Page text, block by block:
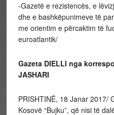
-Gazetë e rezistencës, e
dhe e bashkëpunimeve të
me orientim e përcaktim të
euroatlantik/
Gazeta DIELLI nga
JASHARI
PRISHTINË, 18 Janar 2017/
Kosovë “Bujku”, që nisi të